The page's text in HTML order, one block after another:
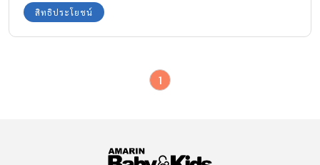
และสิทธิการคลอดบุตรจากบัตรประกันสุขภาพถ้วนหน้า และบัตร
ประกันสังคมมาฝาก
สิทธิประโยชน์
1